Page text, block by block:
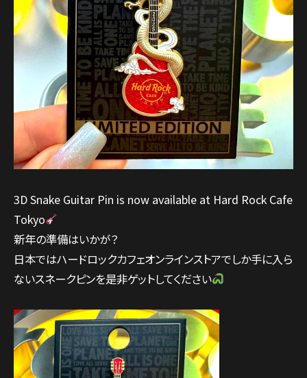
3D Snake Guitar Pin is now available at Hard Rock Cafe
Tokyo
新年の準備はいかが？
日本ではハードロックカフェオンラインストアでしか手に入ら
ないスネークピンを是非ゲットしてください